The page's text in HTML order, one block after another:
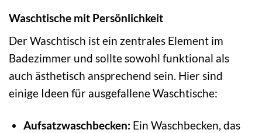
Waschtische mit Persönlichkeit
Der Waschtisch ist ein zentrales Element im
Badezimmer und sollte sowohl funktional als
auch ästhetisch ansprechend sein. Hier sind
einige Ideen für ausgefallene Waschtische:
Aufsatzwaschbecken: Ein Waschbecken, das